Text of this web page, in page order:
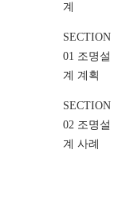
계
SECTION
01 조명설
계 계획
SECTION
02 조명설
계 사례